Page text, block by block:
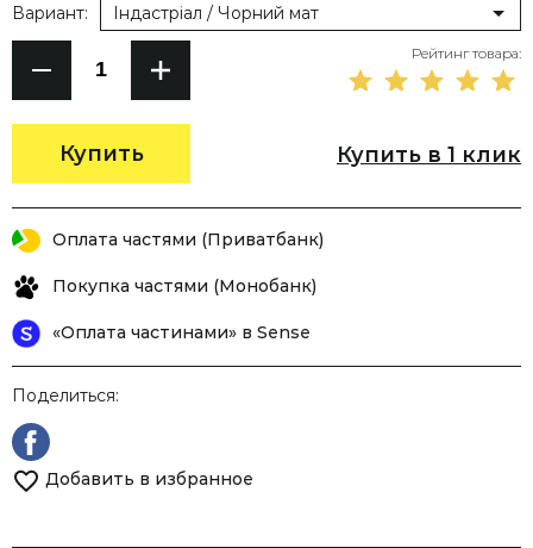
Купить
Вариант: Індастріал / Чорний мат
Рейтинг товара:
Купить в 1 клик
Оплата частями (Приватбанк)
Покупка частями (Монобанк)
«Оплата частинами» в Sense
Поделиться:
Добавить в избранное